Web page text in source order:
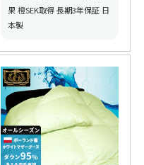
果 橙SEK取得 長期3年保証 日
本製